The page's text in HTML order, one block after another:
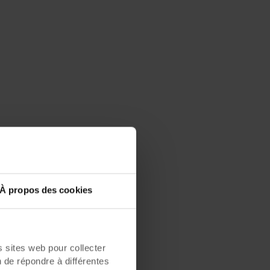
À propos des cookies
sites web pour collecter
répondre à différentes